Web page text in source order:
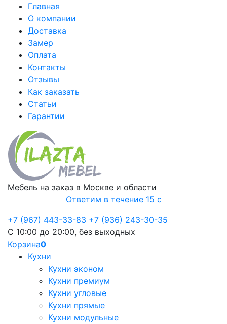
Главная
О компании
Доставка
Замер
Оплата
Контакты
Отзывы
Как заказать
Статьи
Гарантии
Мебель на заказ в Москве и области
Ответим в течение 15 с
+7 (967) 443-33-83 +7 (936) 243-30-35
С 10:00 до 20:00, без выходных
Корзина0
Кухни
Кухни эконом
Кухни премиум
Кухни угловые
Кухни прямые
Кухни модульные